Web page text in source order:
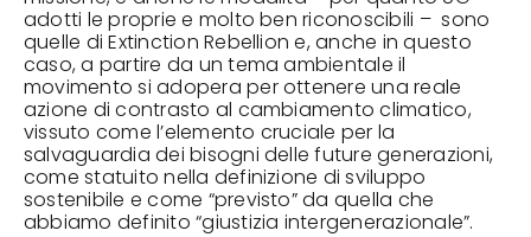
adotti le proprie e molto ben riconoscibili – sono
quelle di Extinction Rebellion e, anche in questo
caso, a partire da un tema ambientale il
movimento si adopera per ottenere una reale
azione di contrasto al cambiamento climatico,
vissuto come l’elemento cruciale per la
salvaguardia dei bisogni delle future generazioni,
come statuito nella definizione di sviluppo
sostenibile e come “previsto” da quella che
abbiamo definito “giustizia intergenerazionale”.